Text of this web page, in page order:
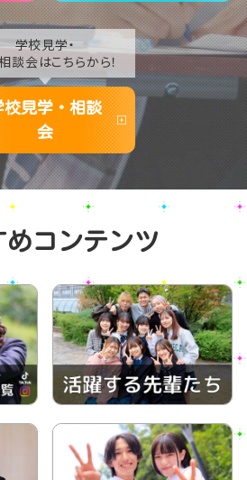
学校見学・
談会はこちらから！
校見学・相談
会
めコンテンツ